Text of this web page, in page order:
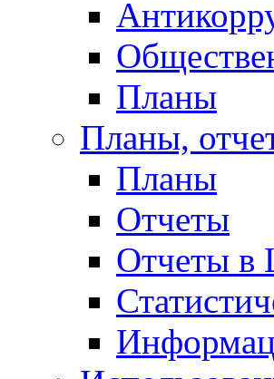
Планы
Планы,
Планы
Отчеты
Отчеты в